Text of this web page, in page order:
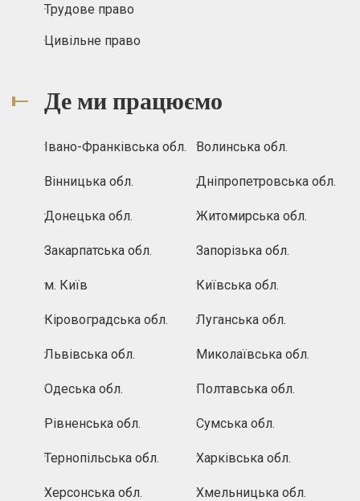
Трудове право
Цивільне право
Де ми працюємо
Івано-Франківська обл. Волинська обл.
Вінницька обл. Дніпропетровська обл.
Донецька обл. Житомирська обл.
Закарпатська обл. Запорізька обл.
м. Київ Київська обл.
Кіровоградська обл. Луганська обл.
Львівська обл. Миколаївська обл.
Одеська обл. Полтавська обл.
Рівненська обл. Сумська обл.
Тернопільська обл. Харківська обл.
Херсонська обл. Хмельницька обл.